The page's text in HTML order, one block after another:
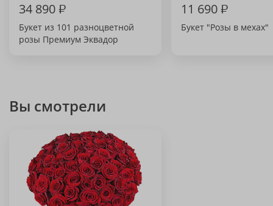
34 890₽
Букет из 101 разноцветной
розы Премиум Эквадор
11 690₽
Букет "Розы в мехах"
Вы смотрели